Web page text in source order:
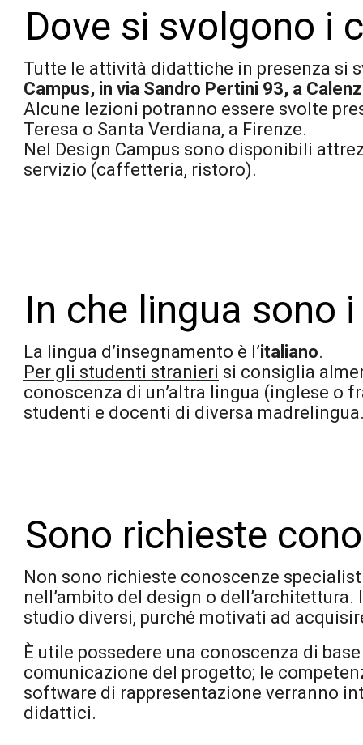
Dove si svolgono i
Tutte le attività didattiche in presenza si
Campus, in via Sandro Pertini 93, a
Alcune lezioni potranno essere svolte
Teresa o Santa Verdiana, a Firenze.
Nel Design Campus sono disponibili
servizio (caffetteria, ristoro).
In che lingua sono
La lingua d’insegnamento è l’italiano.
Per gli studenti stranieri si consiglia
conoscenza di un’altra lingua (inglese o
studenti e docenti di diversa
Sono richieste
Non sono richieste conoscenze
nell’ambito del design o
studio diversi, purché motivati ad
È utile possedere una conoscenza di
comunicazione del progetto; le
software di rappresentazione verranno
didattici.